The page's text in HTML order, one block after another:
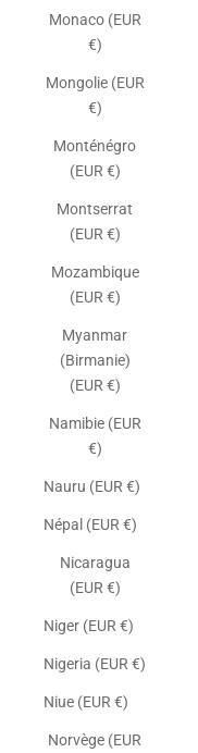
Monaco (EUR
€)
Mongolie (EUR
€)
Monténégro
(EUR €)
Montserrat
(EUR €)
Mozambique
(EUR €)
Myanmar
(Birmanie)
(EUR €)
Namibie (EUR
€)
Nauru (EUR €)
Népal (EUR €)
Nicaragua
(EUR €)
Niger (EUR €)
Nigeria (EUR €)
Niue (EUR €)
Norvège (EUR